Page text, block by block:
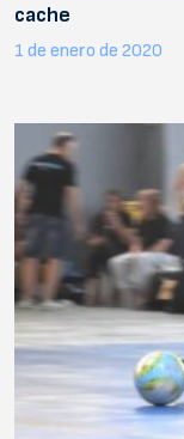
cache
1 de enero de 2020